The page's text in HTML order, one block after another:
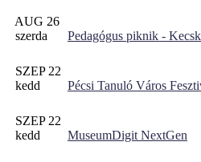
AUG 26
szerda
Pedagógus piknik -
SZEP 22
kedd
Pécsi Tanuló Város
SZEP 22
kedd
MuseumDigit NextGen